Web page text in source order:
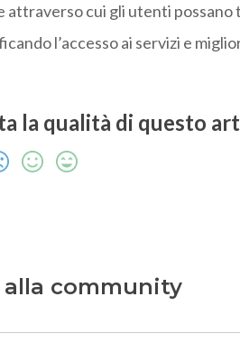
attraverso cui gli utenti possano
l’accesso ai servizi e
la qualità di questo
alla community